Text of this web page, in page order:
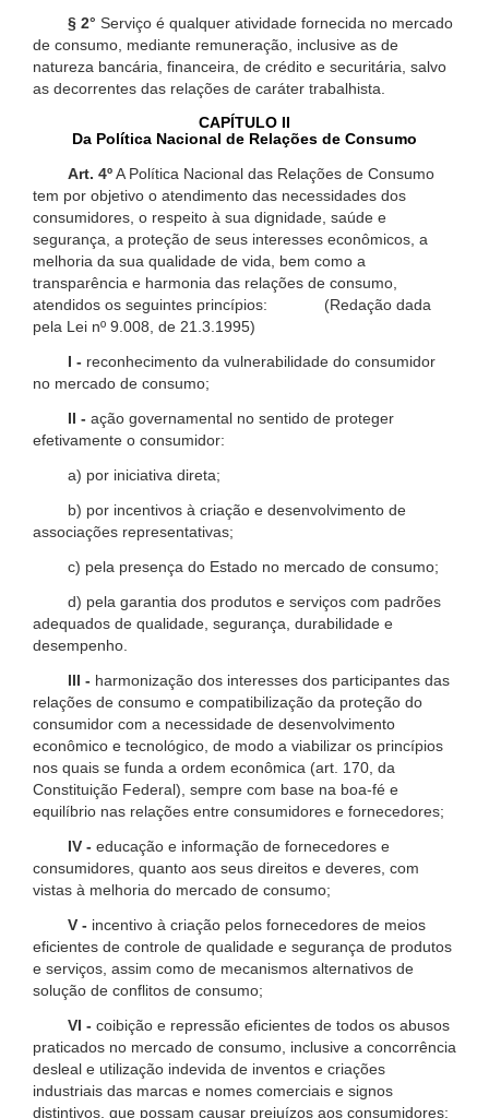
§ 2° Serviço é qualquer atividade fornecida no mercado
de consumo, mediante remuneração, inclusive as de
natureza bancária, financeira, de crédito e securitária, salvo
as decorrentes das relações de caráter trabalhista.
CAPÍTULO II
Da Política Nacional de Relações de Consumo
Art. 4ºA Política Nacional das Relações de Consumo
tem por objetivo o atendimento das necessidades dos
consumidores, o respeito à sua dignidade, saúde e
segurança, a proteção de seus interesses econômicos, a
melhoria da sua qualidade de vida, bem como a
transparência e harmonia das relações de consumo,
atendidos os seguintes princípios: (Redação dada
pela Lei nº 9.008, de 21.3.1995)
I - reconhecimento da vulnerabilidade do consumidor
no mercado de consumo;
II - ação governamental no sentido de proteger
efetivamente o consumidor:
a) por iniciativa direta;
b) por incentivos à criação e desenvolvimento de
associações representativas;
c) pela presença do Estado no mercado de consumo;
d) pela garantia dos produtos e serviços com padrões
adequados de qualidade, segurança, durabilidade e
desempenho.
III - harmonização dos interesses dos participantes das
relações de consumo e compatibilização da proteção do
consumidor com a necessidade de desenvolvimento
econômico e tecnológico, de modo a viabilizar os princípios
nos quais se funda a ordem econômica (art. 170, da
Constituição Federal), sempre com base na boa-fé e
equilíbrio nas relações entre consumidores e fornecedores;
IV - educação e informação de fornecedores e
consumidores, quanto aos seus direitos e deveres, com
vistas à melhoria do mercado de consumo;
V - incentivo à criação pelos fornecedores de meios
eficientes de controle de qualidade e segurança de produtos
e serviços, assim como de mecanismos alternativos de
solução de conflitos de consumo;
VI - coibição e repressão eficientes de todos os abusos
praticados no mercado de consumo, inclusive a concorrência
desleal e utilização indevida de inventos e criações
industriais das marcas e nomes comerciais e signos
distintivos, que possam causar prejuízos aos consumidores;